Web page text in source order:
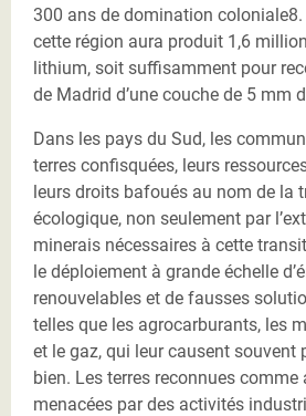
300 ans de domination coloniale8.
cette région aura produit 1,6
lithium, soit suffisamment pour
de Madrid d’une couche de 5 mm
Dans les pays du Sud, les
terres confisquées, leurs
leurs droits bafoués au nom de la
écologique, non seulement par
minerais nécessaires à cette
le déploiement à grande échelle
renouvelables et de fausses
telles que les agrocarburants, les
et le gaz, qui leur causent souvent
bien. Les terres reconnues
menacées par des activités